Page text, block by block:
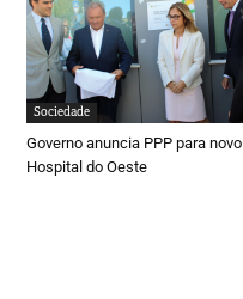
Sociedade
Governo anuncia PPP para novo
Hospital do Oeste